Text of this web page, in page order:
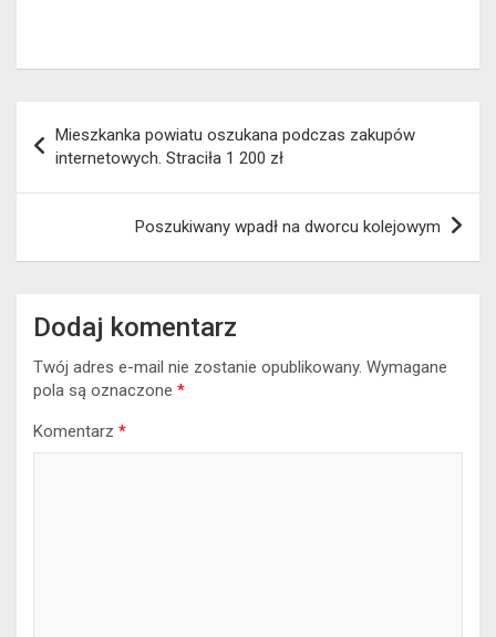
wpisu
Mieszkanka powiatu oszukana podczas zakupów
internetowych. Straciła 1 200 zł
Poszukiwany wpadł na dworcu kolejowym
Dodaj komentarz
Twój adres e-mail nie zostanie opublikowany. Wymagane
pola są oznaczone *
Komentarz *